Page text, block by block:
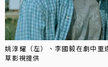
姚淳耀（左）、李國毅在劇中
草影視提供